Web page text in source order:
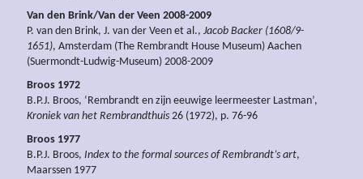
Van den Brink/Van der Veen 2008-2009
P. van den Brink, J. van der Veen et al., Jacob Backer (1608/9-
1651), Amsterdam (The Rembrandt House Museum) Aachen
(Suermondt-Ludwig-Museum) 2008-2009
Broos 1972
B.P.J. Broos, ‘Rembrandt en zijn eeuwige leermeester Lastman’,
Kroniek van het Rembrandthuis 26 (1972), p. 76-96
Broos 1977
B.P.J. Broos, Index to the formal sources of Rembrandt’s art,
Maarssen 1977